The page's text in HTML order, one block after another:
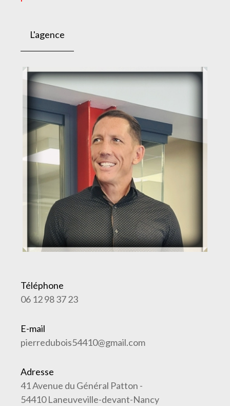
L'agence
Téléphone
06 12 98 37 23
E-mail
pierredubois54410@gmail.com
Adresse
41 Avenue du Général Patton -
54410 Laneuveville-devant-Nancy